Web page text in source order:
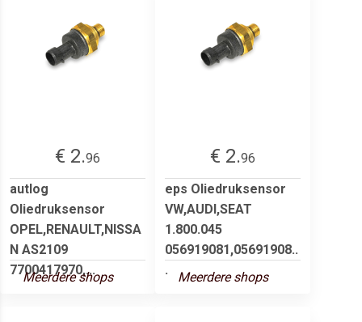
€ 2.96
autlog
Oliedruksensor
OPEL,RENAULT,NISSA
N AS2109
7700417970,...
Meerdere shops
€ 2.96
eps Oliedruksensor
VW,AUDI,SEAT
1.800.045
056919081,05691908..
.
Meerdere shops